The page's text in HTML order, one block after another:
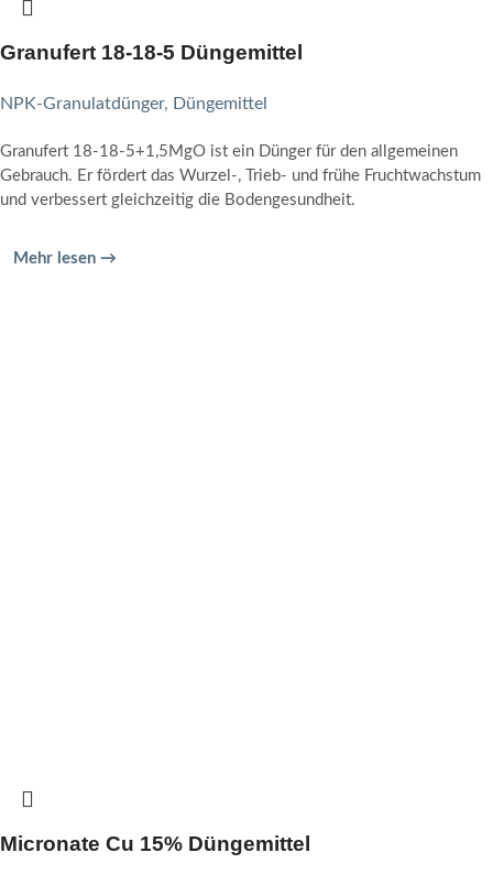
Granufert 18-18-5 Düngemittel
NPK-Granulatdünger, Düngemittel
Granufert 18-18-5+1,5MgO ist ein Dünger für den allgemeinen
Gebrauch. Er fördert das Wurzel-, Trieb- und frühe Fruchtwachstum
und verbessert gleichzeitig die Bodengesundheit.
Mehr lesen →
Micronate Cu 15% Düngemittel